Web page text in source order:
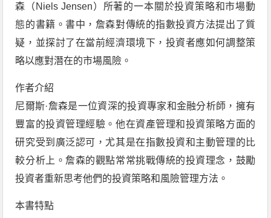
森（Niels Jensen）所著的一本關於投資策略和市場動
態的書籍。書中，詹森對傳統的指數投資方法提出了質
疑，並探討了在當前經濟環境下，投資者應如何調整策
略以應對潛在的市場風險。
作者介紹
尼爾斯·詹森是一位資深的投資專家和金融分析師，擁有
豐富的投資管理經驗。他在資產管理和投資策略方面的
研究受到廣泛認可，尤其是在指數投資和主動管理的比
較分析上。詹森的觀點常常挑戰傳統的投資理念，鼓勵
投資者重新思考他們的投資策略和風險管理方法。
本書特點